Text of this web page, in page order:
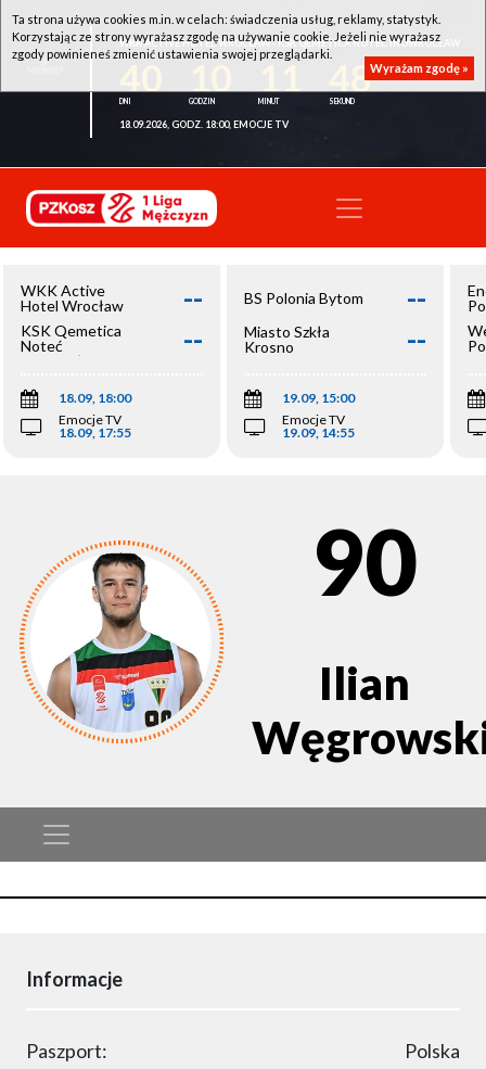
WKK ACTIVE HOTEL WROCŁAW - KSK QEMETICA NOTEĆ INOWROCŁAW
47
18.09.2026, GODZ. 18:00, EMOCJE TV
WKK Active
Hotel Wrocław
--
KSK Qemetica
Noteć
Inowrocław
--
18.09, 18:00
Emocje TV
18.09, 17:55
BS Polonia Bytom --
Miasto Szkła
Krosno
--
19.09, 15:00
Emocje TV
19.09, 14:55
90
Ilian
Informacje
Paszport: Polska
Ta strona używa cookies m.in. w celach: świadczenia usług, reklamy, statystyk.
Korzystając ze strony wyrażasz zgodę na używanie cookie. Jeżeli nie wyrażasz
zgody powinieneś zmienić ustawienia swojej przeglądarki.
Wyrażam zgodę »